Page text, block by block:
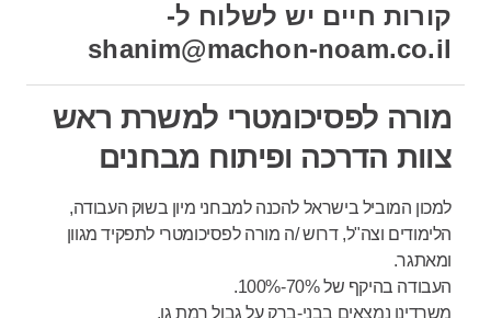
קורות חיים יש לשלוח ל-
shanim@machon-noam.co.il
מורה לפסיכומטרי למשרת ראש
צוות הדרכה ופיתוח מבחנים
למכון המוביל בישראל להכנה למבחני מיון בשוק העבודה,
הלימודים וצה"ל, דרוש /ה מורה לפסיכומטרי לתפקיד מגוון
ומאתגר.
העבודה בהיקף של 70%-100%.
משרדינו נמצאים בבני-ברק על גבול רמת גן.